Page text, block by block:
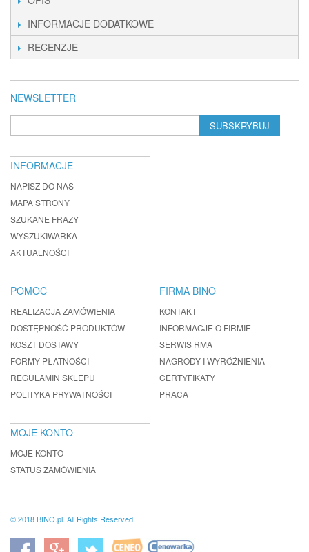
INFORMACJE DODATKOWE
RECENZJE
NEWSLETTER
SUBSKRYBUJ
INFORMACJE
NAPISZ DO NAS
MAPA STRONY
SZUKANE FRAZY
WYSZUKIWARKA
AKTUALNOŚCI
POMOC
REALIZACJA ZAMÓWIENIA
DOSTĘPNOŚĆ PRODUKTÓW
KOSZT DOSTAWY
FORMY PŁATNOŚCI
REGULAMIN SKLEPU
POLITYKA PRYWATNOŚCI
FIRMA BINO
KONTAKT
INFORMACJE O FIRMIE
SERWIS RMA
NAGRODY I WYRÓŻNIENIA
CERTYFIKATY
PRACA
MOJE KONTO
MOJE KONTO
STATUS ZAMÓWIENIA
© 2018 BINO.pl. All Rights Reserved.